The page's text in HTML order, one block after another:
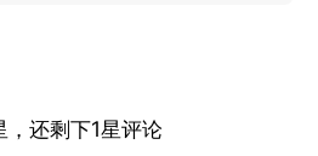
还剩下1星评论